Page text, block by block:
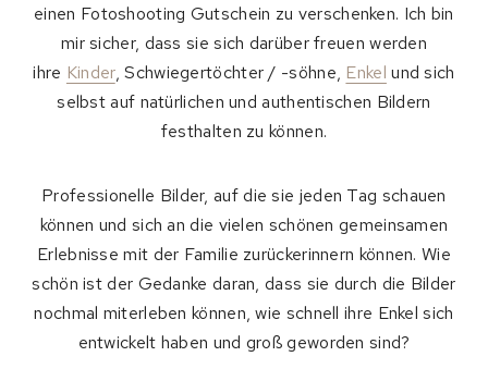
einen Fotoshooting Gutschein zu verschenken. Ich bin
mir sicher, dass sie sich darüber freuen werden
ihre Kinder, Schwiegertöchter / -söhne, Enkel und sich
selbst auf natürlichen und authentischen Bildern
festhalten zu können.
Professionelle Bilder, auf die sie jeden Tag schauen
können und sich an die vielen schönen gemeinsamen
Erlebnisse mit der Familie zurückerinnern können. Wie
schön ist der Gedanke daran, dass sie durch die Bilder
nochmal miterleben können, wie schnell ihre Enkel sich
entwickelt haben und groß geworden sind?